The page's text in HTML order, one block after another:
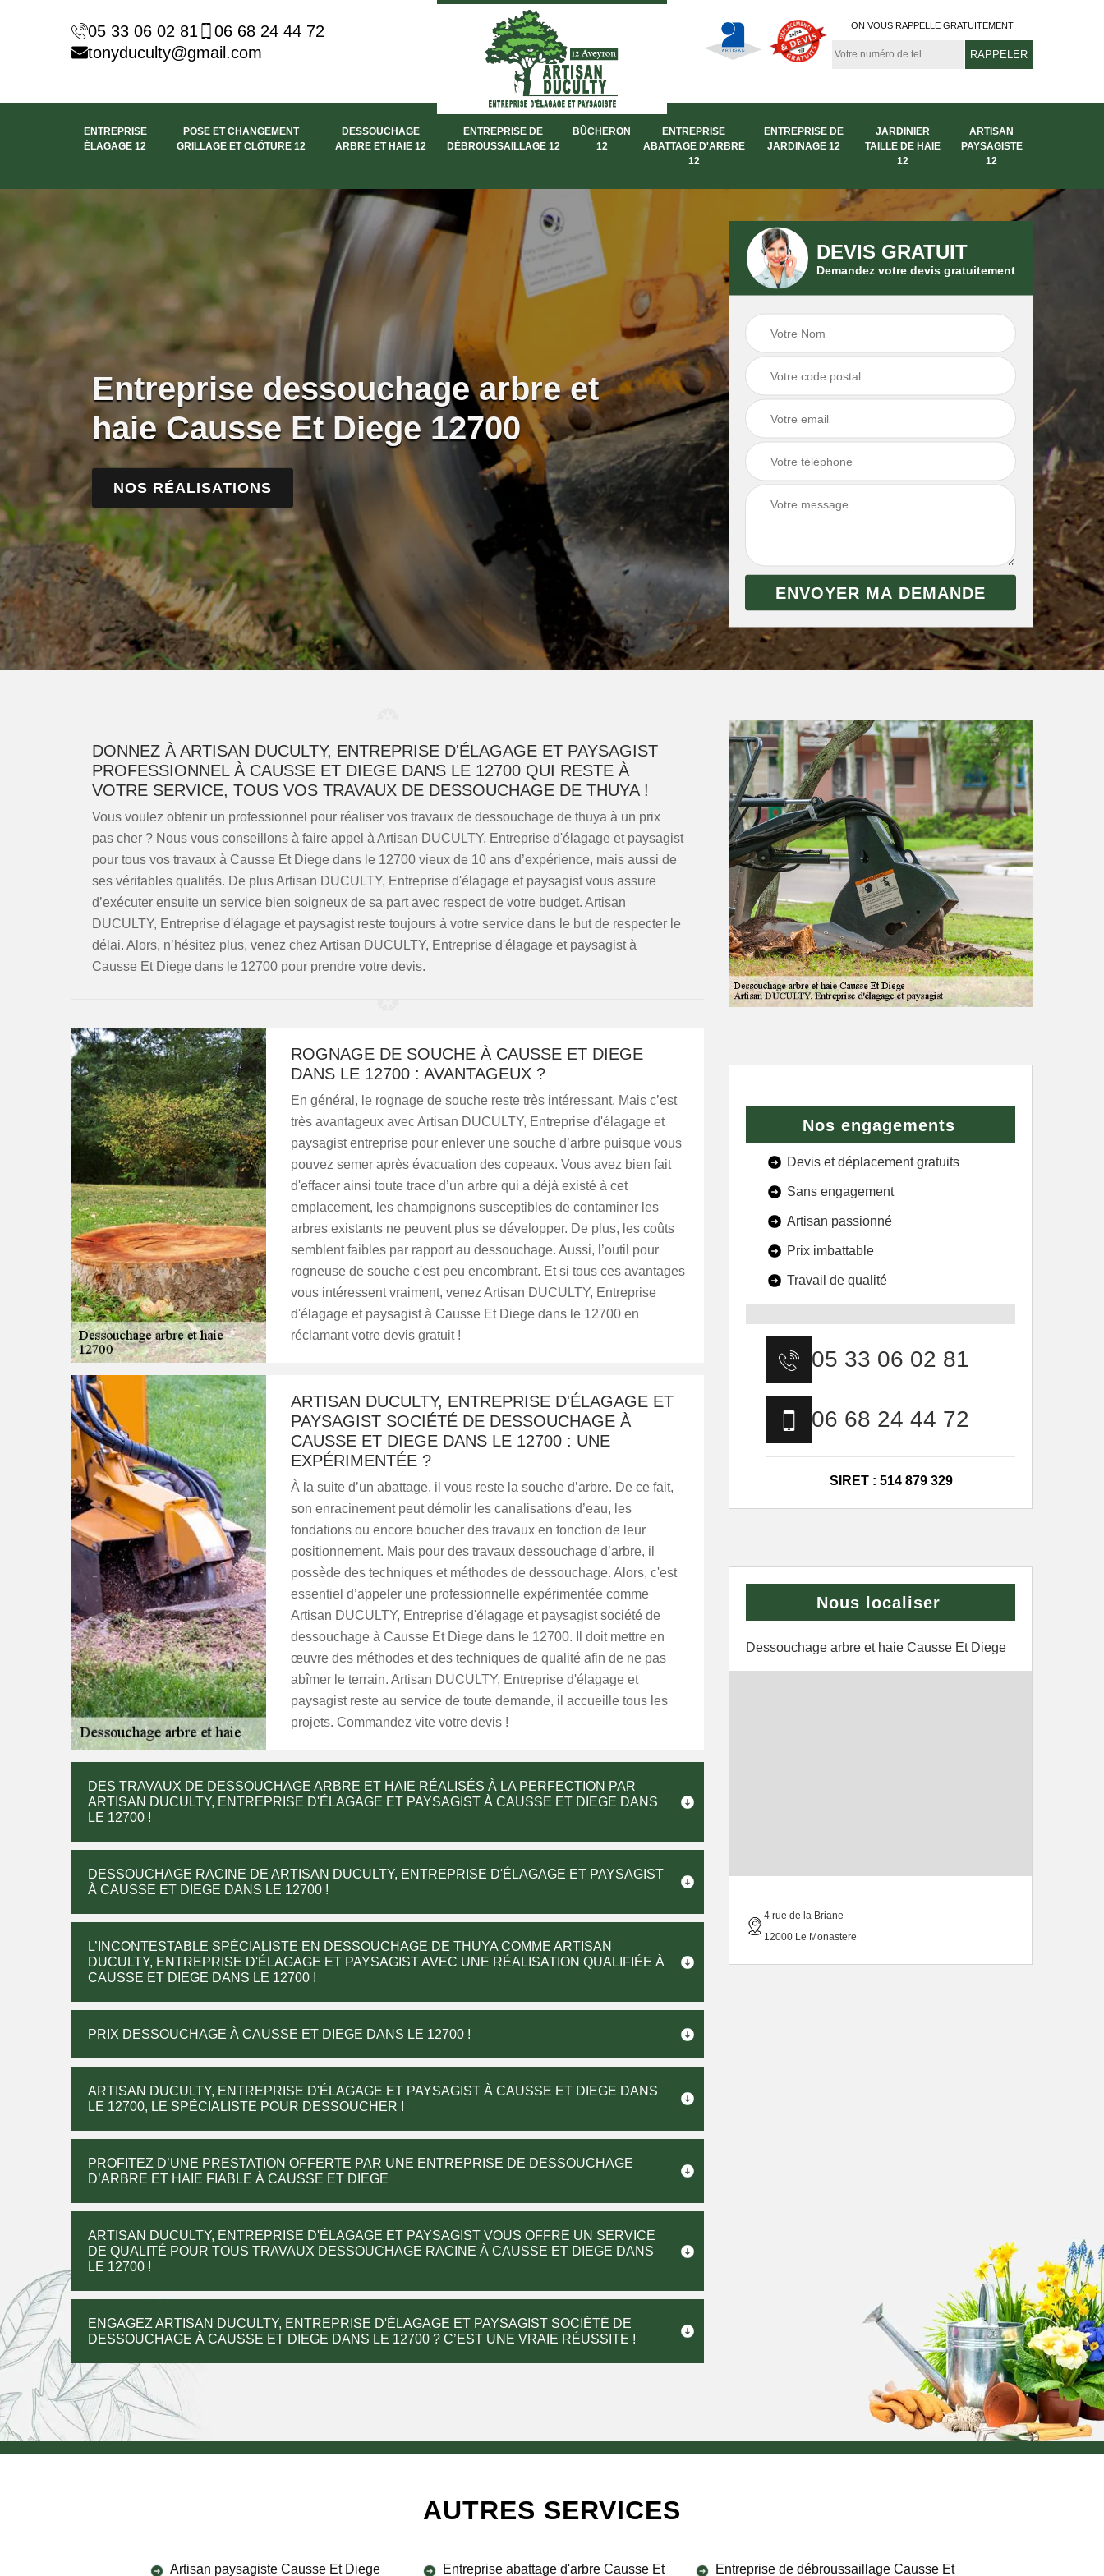
05 33 06 02 81
06 68 24 44 72
tonyduculty@gmail.com
ON VOUS RAPPELLE GRATUITEMENT
ENTREPRISE
ÉLAGAGE 12
POSE ET CHANGEMENT
GRILLAGE ET CLÔTURE 12
DESSOUCHAGE
ARBRE ET HAIE 12
ENTREPRISE DE
DÉBROUSSAILLAGE 12
BÛCHERON
12
ENTREPRISE
ABATTAGE D'ARBRE
12
ENTREPRISE DE
JARDINAGE 12
JARDINIER
TAILLE DE HAIE
12
ARTISAN
PAYSAGISTE
12
Entreprise dessouchage arbre et
haie Causse Et Diege 12700
NOS RÉALISATIONS
DEVIS GRATUIT
Demandez votre devis gratuitement
DONNEZ À ARTISAN DUCULTY, ENTREPRISE D'ÉLAGAGE ET PAYSAGIST
PROFESSIONNEL À CAUSSE ET DIEGE DANS LE 12700 QUI RESTE À
VOTRE SERVICE, TOUS VOS TRAVAUX DE DESSOUCHAGE DE THUYA !
Vous voulez obtenir un professionnel pour réaliser vos travaux de dessouchage de thuya à un prix
pas cher ? Nous vous conseillons à faire appel à Artisan DUCULTY, Entreprise d'élagage et paysagist
pour tous vos travaux à Causse Et Diege dans le 12700 vieux de 10 ans d’expérience, mais aussi de
ses véritables qualités. De plus Artisan DUCULTY, Entreprise d'élagage et paysagist vous assure
d’exécuter ensuite un service bien soigneux de sa part avec respect de votre budget. Artisan
DUCULTY, Entreprise d'élagage et paysagist reste toujours à votre service dans le but de respecter le
délai. Alors, n’hésitez plus, venez chez Artisan DUCULTY, Entreprise d'élagage et paysagist à
Causse Et Diege dans le 12700 pour prendre votre devis.
ROGNAGE DE SOUCHE À CAUSSE ET DIEGE
DANS LE 12700 : AVANTAGEUX ?
En général, le rognage de souche reste très intéressant. Mais c’est
très avantageux avec Artisan DUCULTY, Entreprise d'élagage et
paysagist entreprise pour enlever une souche d’arbre puisque vous
pouvez semer après évacuation des copeaux. Vous avez bien fait
d'effacer ainsi toute trace d’un arbre qui a déjà existé à cet
emplacement, les champignons susceptibles de contaminer les
arbres existants ne peuvent plus se développer. De plus, les coûts
semblent faibles par rapport au dessouchage. Aussi, l’outil pour
rogneuse de souche c'est peu encombrant. Et si tous ces avantages
vous intéressent vraiment, venez Artisan DUCULTY, Entreprise
d'élagage et paysagist à Causse Et Diege dans le 12700 en
réclamant votre devis gratuit !
ARTISAN DUCULTY, ENTREPRISE D'ÉLAGAGE ET
PAYSAGIST SOCIÉTÉ DE DESSOUCHAGE À
CAUSSE ET DIEGE DANS LE 12700 : UNE
EXPÉRIMENTÉE ?
À la suite d’un abattage, il vous reste la souche d’arbre. De ce fait,
son enracinement peut démolir les canalisations d’eau, les
fondations ou encore boucher des travaux en fonction de leur
positionnement. Mais pour des travaux dessouchage d’arbre, il
possède des techniques et méthodes de dessouchage. Alors, c'est
essentiel d’appeler une professionnelle expérimentée comme
Artisan DUCULTY, Entreprise d'élagage et paysagist société de
dessouchage à Causse Et Diege dans le 12700. Il doit mettre en
œuvre des méthodes et des techniques de qualité afin de ne pas
abîmer le terrain. Artisan DUCULTY, Entreprise d'élagage et
paysagist reste au service de toute demande, il accueille tous les
projets. Commandez vite votre devis !
DES TRAVAUX DE DESSOUCHAGE ARBRE ET HAIE RÉALISÉS À LA PERFECTION PAR
ARTISAN DUCULTY, ENTREPRISE D'ÉLAGAGE ET PAYSAGIST À CAUSSE ET DIEGE DANS
LE 12700 !
DESSOUCHAGE RACINE DE ARTISAN DUCULTY, ENTREPRISE D'ÉLAGAGE ET PAYSAGIST
À CAUSSE ET DIEGE DANS LE 12700 !
L’INCONTESTABLE SPÉCIALISTE EN DESSOUCHAGE DE THUYA COMME ARTISAN
DUCULTY, ENTREPRISE D'ÉLAGAGE ET PAYSAGIST AVEC UNE RÉALISATION QUALIFIÉE À
CAUSSE ET DIEGE DANS LE 12700 !
PRIX DESSOUCHAGE À CAUSSE ET DIEGE DANS LE 12700 !
ARTISAN DUCULTY, ENTREPRISE D'ÉLAGAGE ET PAYSAGIST À CAUSSE ET DIEGE DANS
LE 12700, LE SPÉCIALISTE POUR DESSOUCHER !
PROFITEZ D’UNE PRESTATION OFFERTE PAR UNE ENTREPRISE DE DESSOUCHAGE
D’ARBRE ET HAIE FIABLE À CAUSSE ET DIEGE
ARTISAN DUCULTY, ENTREPRISE D'ÉLAGAGE ET PAYSAGIST VOUS OFFRE UN SERVICE
DE QUALITÉ POUR TOUS TRAVAUX DESSOUCHAGE RACINE À CAUSSE ET DIEGE DANS
LE 12700 !
ENGAGEZ ARTISAN DUCULTY, ENTREPRISE D'ÉLAGAGE ET PAYSAGIST SOCIÉTÉ DE
DESSOUCHAGE À CAUSSE ET DIEGE DANS LE 12700 ? C’EST UNE VRAIE RÉUSSITE !
Nos engagements
Devis et déplacement gratuits
Sans engagement
Artisan passionné
Prix imbattable
Travail de qualité
05 33 06 02 81
06 68 24 44 72
SIRET : 514 879 329
Nous localiser
Dessouchage arbre et haie Causse Et Diege
4 rue de la Briane
12000 Le Monastere
AUTRES SERVICES
Artisan paysagiste Causse Et Diege Entreprise abattage d'arbre Causse Et Entreprise de débroussaillage Causse Et